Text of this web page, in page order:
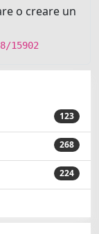
o creare un
15902
123
268
224